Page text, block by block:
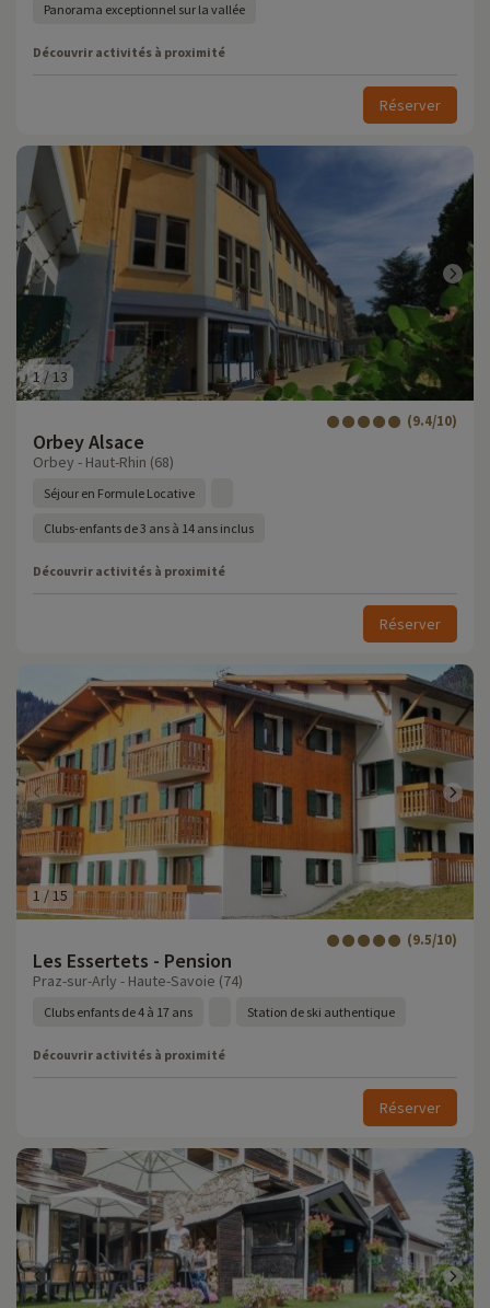
Panorama exceptionnel sur la vallée
Découvrir activités à proximité
Réserver
1/13
Orbey Alsace
(9.4/10)
Orbey - Haut-Rhin (68)
Séjour en Formule Locative
Clubs-enfants de 3 ans à 14 ans inclus
Découvrir activités à proximité
Réserver
1 /15
Les Essertets - Pension
(9.5/10)
Praz-sur-Arly - Haute-Savoie (74)
Clubs enfants de 4 à 17 ans Station de ski authentique
Découvrir activités à proximité
Réserver